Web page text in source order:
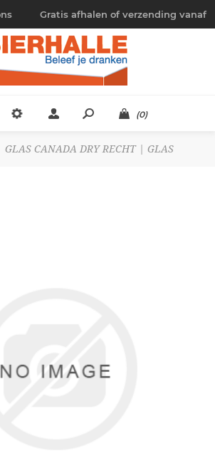
Gratis afhalen of verzending vanaf
€ 4,95
(0)
GLAS CANADA DRY RECHT | GLAS